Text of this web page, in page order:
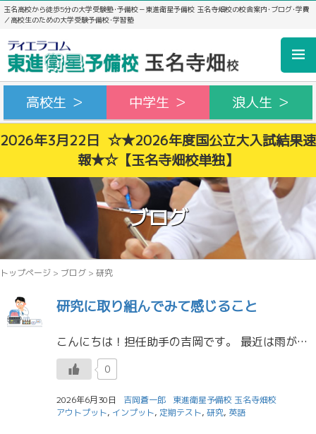
玉名高校から徒歩5分の大学受験塾･予備校－東進衛星予備校 玉名寺畑校の校舎案内･ブログ･学費
／高校生のための大学受験予備校･学習塾
高校生 ＞ 中学生 ＞ 浪人生 ＞
2026年3月22日 ☆★2026年度国公立大入試結果速
報★☆【玉名寺畑校単独】
ブログ
トップページ > ブログ > 研究
研究に取り組んでみて感じること
こんにちは！担任助手の吉岡です。 最近は雨が強い日が多く、学校が休みになるほどでしたね。雨の日は運転が大変だったり湿気が多く、色々と憂鬱な気持ちになりますが、頑張っていかないといけませんね... 雨が降らなくなったと思っ […]
0
2026年6月30日 吉岡蒼一郎
東進衛星予備校 玉名寺畑校
アウトプット, インプット, 定期テスト, 研究, 英語